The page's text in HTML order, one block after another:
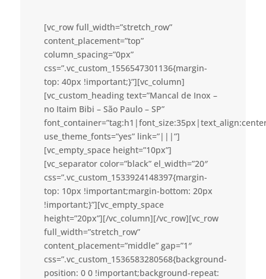
[vc_row full_width=”stretch_row”
content_placement=”top”
column_spacing=”0px”
css=”.vc_custom_1556547301136{margin-
top: 40px !important;}”][vc_column]
[vc_custom_heading text=”Mancal de Inox –
no Itaim Bibi – São Paulo – SP”
use_theme_fonts=”yes” link=”|||”]
[vc_empty_space height=”10px”]
[vc_separator color=”black” el_width=”20″
css=”.vc_custom_1533924148397{margin-
top: 10px !important;margin-bottom: 20px
!important;}”][vc_empty_space
height=”20px”][/vc_column][/vc_row][vc_row
full_width=”stretch_row”
content_placement=”middle” gap=”1″
css=”.vc_custom_1536583280568{background-
position: 0 0 !important;background-repeat: